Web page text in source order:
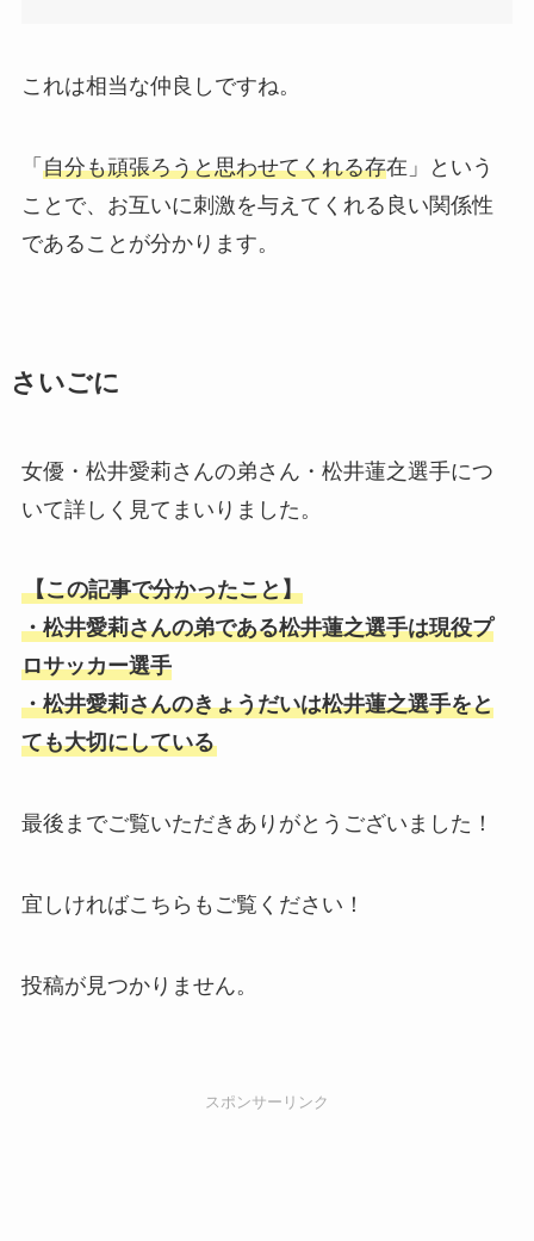
これは相当な仲良しですね。
「 自分も頑張ろうと思わせてくれる存在」という
ことで、お互いに刺激を与えてくれる良い関係性
であることが分かります。
さいごに
女優・松井愛莉さんの弟さん・松井蓮之選手につ
いて詳しく見てまいりました。
【この記事で分かったこと】
・松井愛莉さんの弟である松井蓮之選手は現役プ
ロサッカー選手
・松井愛莉さんのきょうだいは松井蓮之選手をと
ても大切にしている
最後までご覧いただきありがとうございました！
宜しければこちらもご覧ください！
投稿が見つかりません。
スポンサーリンク